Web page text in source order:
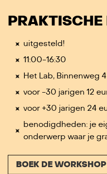
PRAKTISCHE
uitgesteld!
11:00-16:30
Het Lab, Binnenweg
voor -30 jarigen 12
voor +30 jarigen 24
benodigdheden: je
onderwerp waar je
BOEK DE